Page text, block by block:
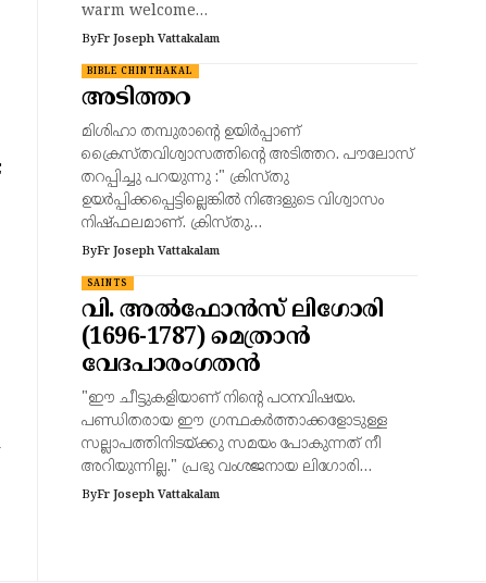
warm welcome…
ByFr Joseph Vattakalam
BIBLE CHINTHAKAL
അടിത്തറ
മിശിഹാ തമ്പുരാന്റെ ഉയിർപ്പാണ്
ക്രൈസ്തവിശ്വാസത്തിന്റെ അടിത്തറ. പൗലോസ്
തറപ്പിച്ചു പറയുന്നു :" ക്രിസ്തു
ഉയർപ്പിക്കപ്പെട്ടില്ലെങ്കിൽ നിങ്ങളുടെ വിശ്വാസം
നിഷ്ഫലമാണ്. ക്രിസ്തു…
ByFr Joseph Vattakalam
SAINTS
വി. അൽഫോൻസ് ലിഗോരി
(1696-1787) മെത്രാൻ
വേദപാരംഗതൻ
"ഈ ചീട്ടുകളിയാണ് നിന്റെ പഠനവിഷയം.
പണ്ഡിതരായ ഈ ഗ്രന്ഥകർത്താക്കളോടുള്ള
സല്ലാപത്തിനിടയ്ക്കു സമയം പോകുന്നത് നീ
അറിയുന്നില്ല." പ്രഭു വംശജനായ ലിഗോരി…
ByFr Joseph Vattakalam